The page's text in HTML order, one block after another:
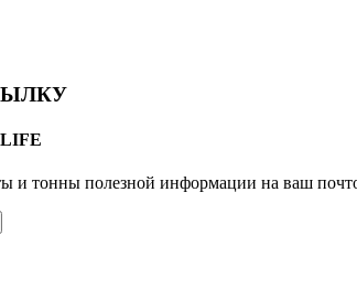
и тонны полезной информации на ваш